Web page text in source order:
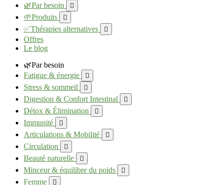
🌿Par besoin 
🌱Produits 
✅Thérapies alternatives 
Offres
Le blog
🌿Par besoin
Fatigue & énergie

Stress & sommeil 
Digestion & Confort Intestinal 
Détox & Élimination 
Immunité 
Articulations & Mobilité 
Circulation 
Beauté naturelle 
Minceur & équilibre du poids 
Femme 